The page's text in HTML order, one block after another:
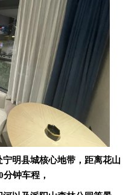
明县城核心地带， 距离花山
钟车程，